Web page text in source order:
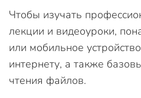
Чтобы изучать
лекции и видеоуроки,
или мобильное
интернету, а также
чтения файлов.